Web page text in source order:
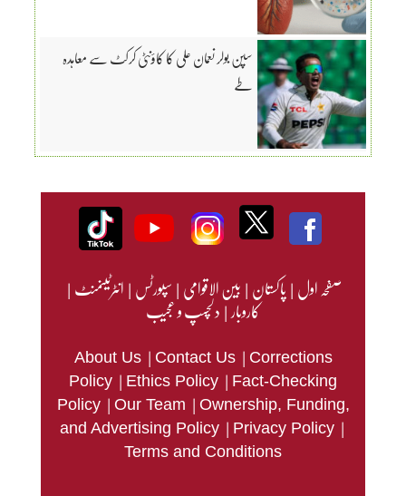
سپن بولر نعمان علی کا کاؤنٹی کرکٹ سے معاہدہ
طے
صفحہ اول|پاکستان|بین الاقوامی|سپورٹس|انٹرٹینمنٹ|
کاروبار|دلچسپ و عجیب
About Us | Contact Us | Corrections
Policy | Ethics Policy | Fact-Checking
Policy | Our Team | Ownership, Funding,
and Advertising Policy | Privacy Policy |
Terms and Conditions